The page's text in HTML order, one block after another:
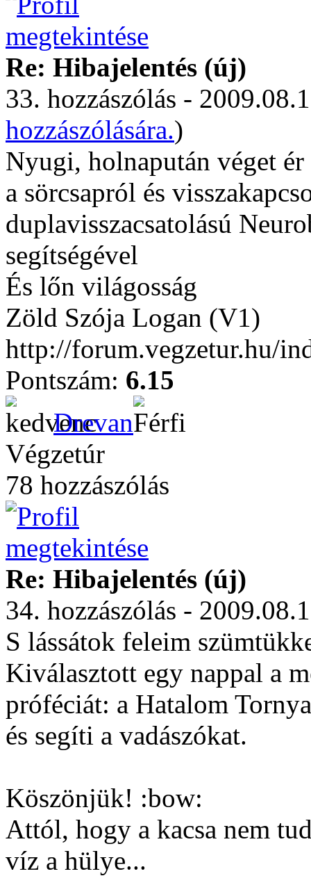
Re: Hibajelentés (új)
33. hozzászólás -
hozzászólására.)
Nyugi, holnapután véget
a sörcsapról és
duplavisszacsatolású
segítségével
És lőn világosság
Zöld Szója Logan (V1)
http://forum.vegzetur.hu/
Pontszám: 6.15
Drevan
Végzetúr
78 hozzászólás
Re: Hibajelentés (új)
34. hozzászólás -
S lássátok feleim
Kiválasztott egy nappal a
próféciát: a Hatalom
és segíti a vadászókat.
Köszönjük! :bow:
Attól, hogy a kacsa nem
víz a hülye...